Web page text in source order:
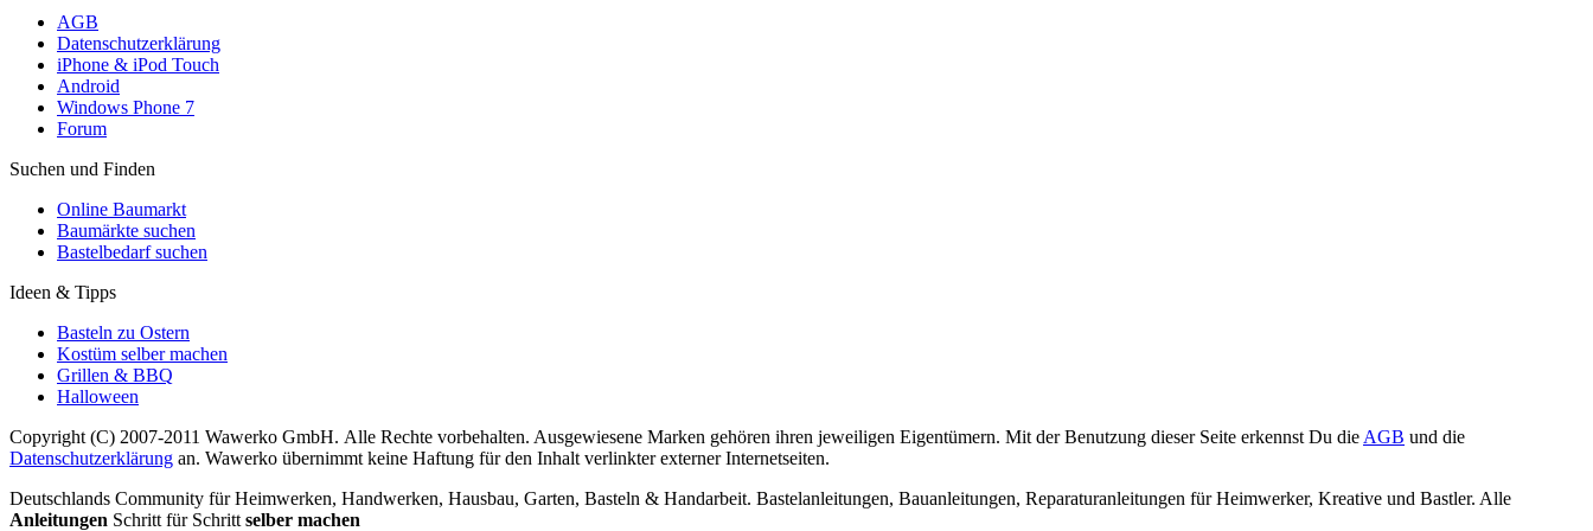
AGB
Datenschutzerklärung
iPhone & iPod Touch
Android
Windows Phone 7
Forum
Suchen und Finden
Online Baumarkt
Baumärkte suchen
Bastelbedarf suchen
Ideen & Tipps
Basteln zu Ostern
Kostüm selber machen
Grillen & BBQ
Halloween
Copyright (C) 2007-2011 Wawerko GmbH. Alle Rechte vorbehalten. Ausgewiesene Marken gehören ihren jeweiligen Eigentümern. Mit der Benutzung dieser Seite erkennst Du die AGB und die
Datenschutzerklärung an. Wawerko übernimmt keine Haftung für den Inhalt verlinkter externer Internetseiten.
Deutschlands Community für Heimwerken, Handwerken, Hausbau, Garten, Basteln & Handarbeit. Bastelanleitungen, Bauanleitungen, Reparaturanleitungen für Heimwerker, Kreative und Bastler. Alle
Anleitungen Schritt für Schritt selber machen